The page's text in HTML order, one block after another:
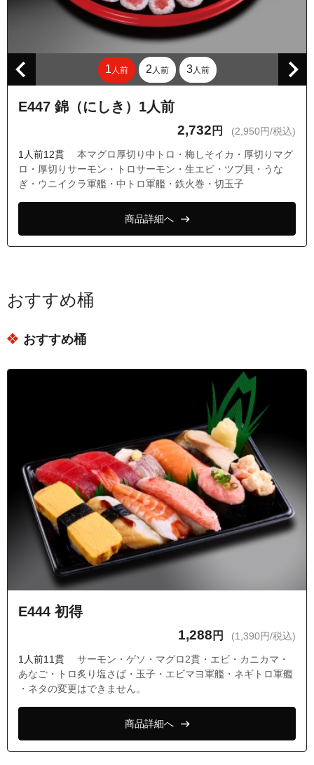
1人前 2 人前 3人前
E447 錦（にしき）1人前
2,732 円 (2,950円/税込)
1人前12貫
本マグロ厚切り中トロ・梅しそイカ・厚切りマグ
ロ・厚切りサーモン・トロサーモン・生エビ・ツブ貝・うな
ぎ・ウニイクラ軍艦・中トロ軍艦・鉄火巻・切玉子
商品詳細へ
おすすめ桶
おすすめ桶
E444 初得
1,288 円 (1,390円/税込)
1人前11貫
サーモン・ゲソ・マグロ2貫・エビ・カニカマ・
あなご・トロ炙り塩さば・玉子・エビマヨ軍艦・ネギトロ軍艦
・ネタの変更はできません。
商品詳細へ